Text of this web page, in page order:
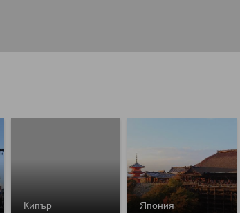
Кипър Япония